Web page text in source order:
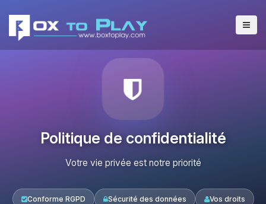
Politique de confidentialité
Votre vie privée est notre priorité
Conforme RGPD Sécurité des données Vos droits